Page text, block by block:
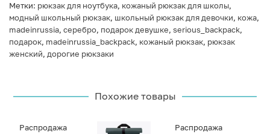
Метки: рюкзак для ноутбука, кожаный рюкзак для школы,
модный школьный рюкзак, школьный рюкзак для девочки, кожа,
madeinrussia, серебро, подарок девушке, serious_backpack,
подарок, madeinrussia_backpack, кожаный рюкзак, рюкзак
женский, дорогие рюкзаки
Похожие товары
Распродажа
Распродажа